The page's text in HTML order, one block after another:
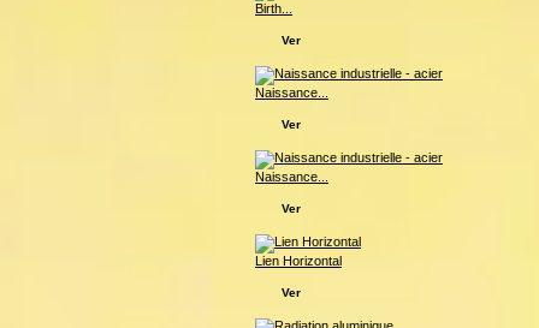
Birth...
Ver
Naissance...
Ver
Naissance...
Ver
Lien Horizontal
Ver